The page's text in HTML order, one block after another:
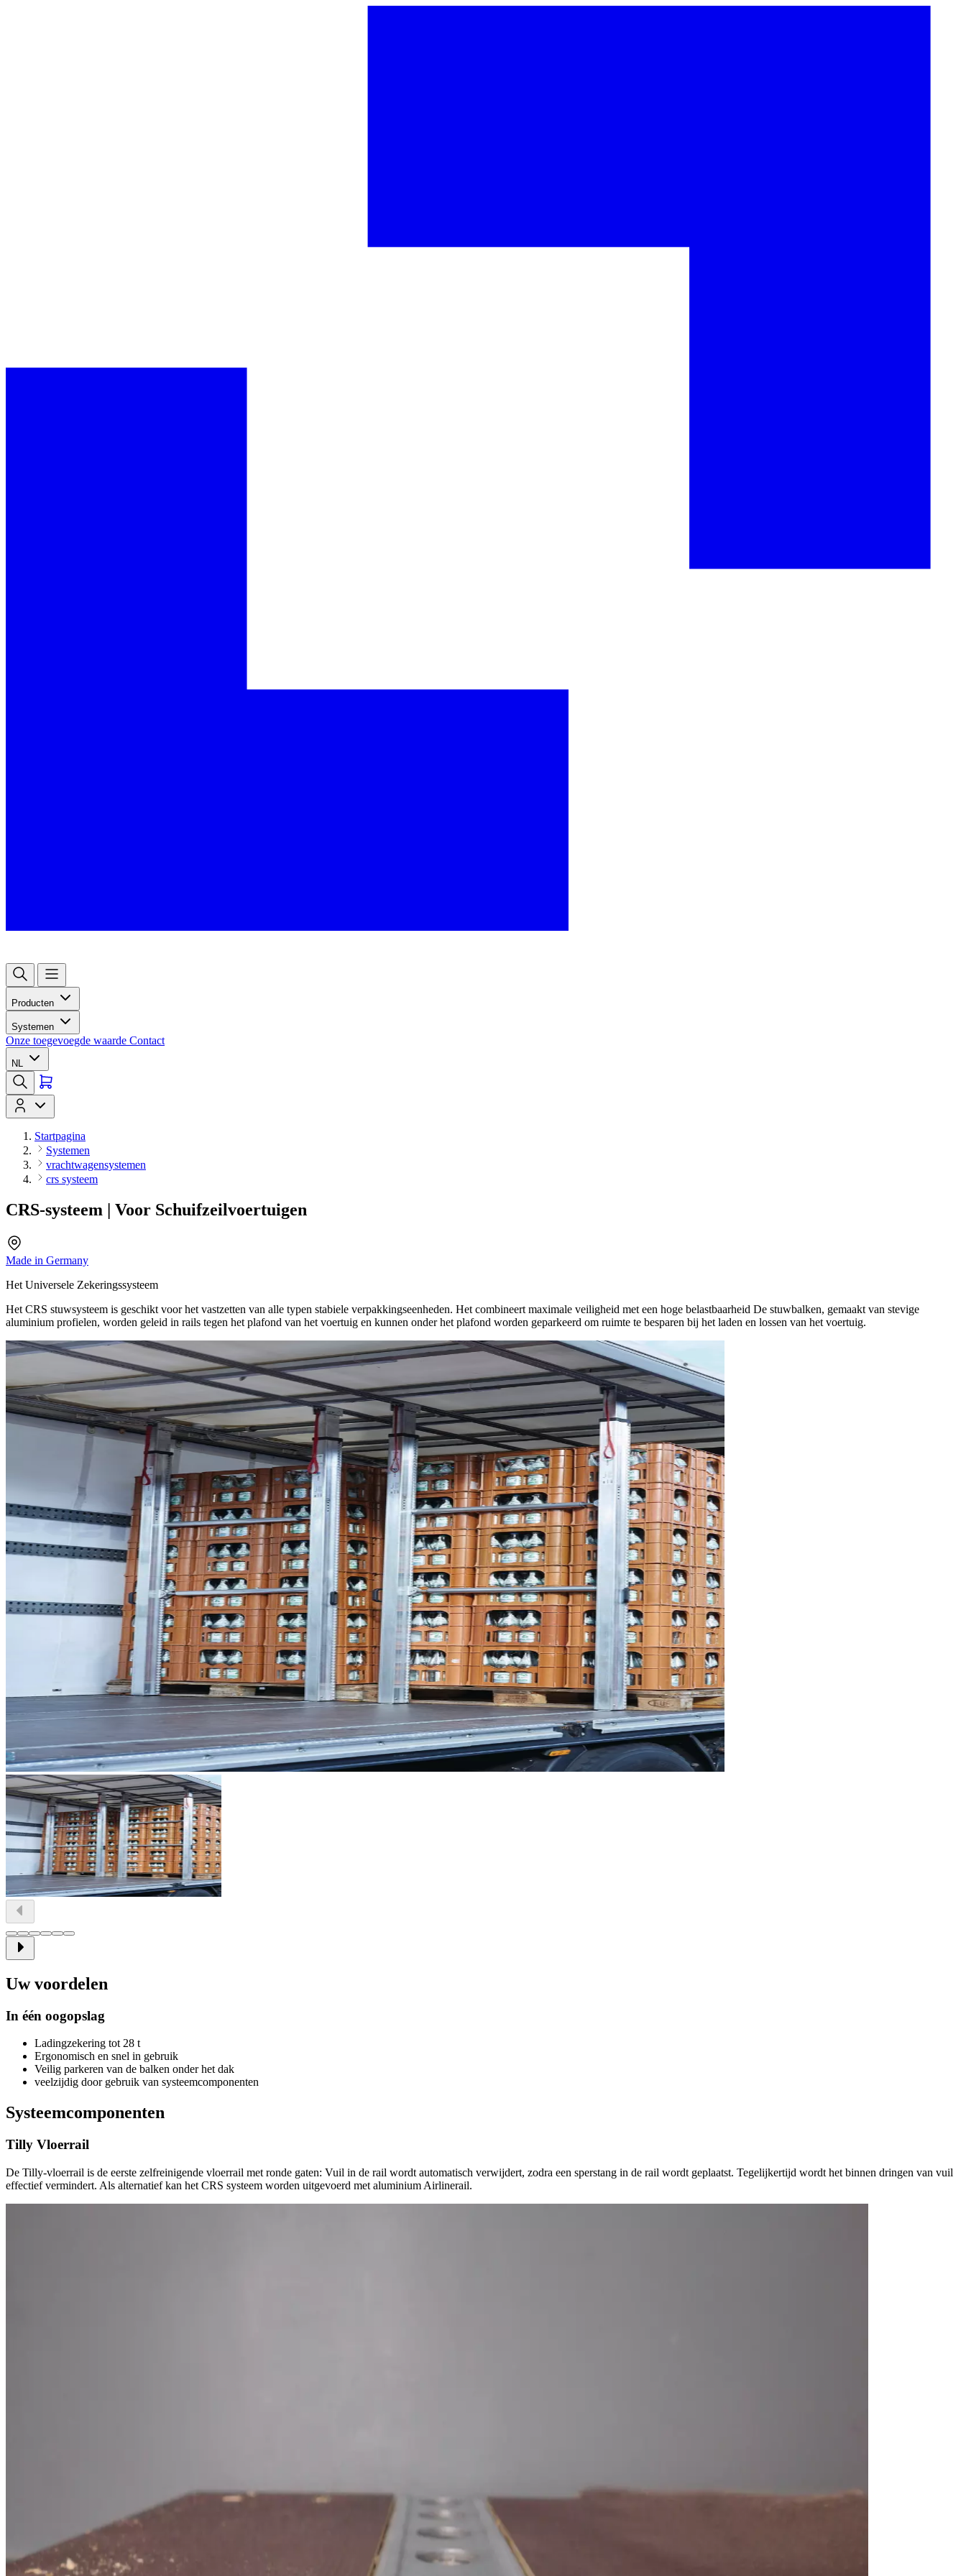
Producten
Systemen
Onze toegevoegde waarde Contact
NL
Startpagina
Systemen
vrachtwagensystemen
crs systeem
CRS-systeem | Voor Schuifzeilvoertuigen
Made in Germany
Het Universele Zekeringssysteem
Het CRS stuwsysteem is geschikt voor het vastzetten van alle typen stabiele verpakkingseenheden. Het combineert maximale veiligheid met een hoge belastbaarheid De stuwbalken, gemaakt van stevige
aluminium profielen, worden geleid in rails tegen het plafond van het voertuig en kunnen onder het plafond worden geparkeerd om ruimte te besparen bij het laden en lossen van het voertuig.
Uw voordelen
In één oogopslag
Ladingzekering tot 28 t
Ergonomisch en snel in gebruik
Veilig parkeren van de balken onder het dak
veelzijdig door gebruik van systeemcomponenten
Systeemcomponenten
Tilly Vloerrail
De Tilly-vloerrail is de eerste zelfreinigende vloerrail met ronde gaten: Vuil in de rail wordt automatisch verwijdert, zodra een sperstang in de rail wordt geplaatst. Tegelijkertijd wordt het binnen dringen van vuil
effectief vermindert. Als alternatief kan het CRS systeem worden uitgevoerd met aluminium Airlinerail.